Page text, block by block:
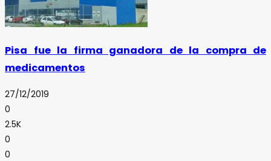
Pisa fue la firma ganadora de la compra de
medicamentos
27/12/2019
0
2.5K
0
0